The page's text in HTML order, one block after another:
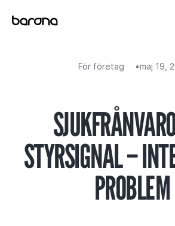
För företag maj 19,
STYRSIGNAL –
PROBLEM